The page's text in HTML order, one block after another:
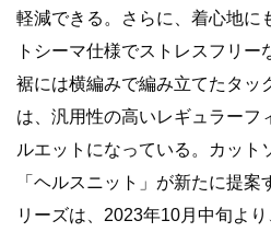
軽減できる。さらに、着心地に
トシーマ仕様でストレスフリー
裾には横編みで編み立てたタッ
は、汎用性の高いレギュラーフ
ルエットになっている。カット
「ヘルスニット」が新たに提
リーズは、2023年10月中旬より